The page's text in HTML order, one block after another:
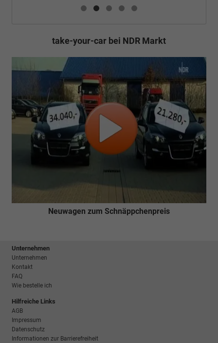
take-your-car bei NDR Markt
Neuwagen zum Schnäppchenpreis
Unternehmen
Unternehmen
Kontakt
FAQ
Wie bestelle ich
Hilfreiche Links
AGB
Impressum
Datenschutz
Informationen zur Barrierefreiheit